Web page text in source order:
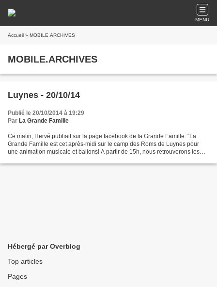
MENU
Accueil » MOBILE.ARCHIVES
MOBILE.ARCHIVES
Luynes - 20/10/14
Publié le 20/10/2014 à 19:29
Par La Grande Famille
Ce matin, Hervé publiait sur la page facebook de la Grande Famille: "La
Grande Famille est cet après-midi sur le camp des Roms de Luynes pour
une animation musicale et ballons! A partir de 15h, nous retrouverons les
Hébergé par Overblog
Top articles
Pages